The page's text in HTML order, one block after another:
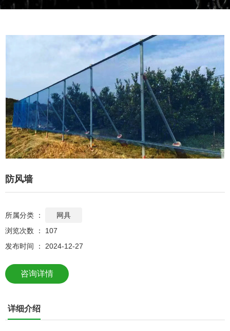
防风墙
所属分类 ：
网具
浏览次数 ： 107
发布时间 ： 2024-12-27
咨询详情
详细介绍